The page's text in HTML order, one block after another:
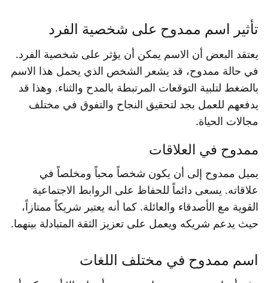
تأثير اسم ممدوح على شخصية الفرد
يعتقد البعض أن الاسم يمكن أن يؤثر على شخصية الفرد.
في حالة ممدوح، قد يشعر الشخص الذي يحمل هذا الاسم
بالضغط لتلبية التوقعات المرتبطة بالمدح والثناء. وهذا قد
يدفعهم للعمل بجد لتحقيق النجاح والتفوق في مختلف
مجالات الحياة.
ممدوح في العلاقات
يميل ممدوح إلى أن يكون شخصاً محباً ومخلصاً في
علاقاته. يسعى دائماً للحفاظ على الروابط الاجتماعية
القوية مع الأصدقاء والعائلة. كما أنه يعتبر شريكاً ممتازاً،
حيث يدعم شريكه ويعمل على تعزيز الثقة المتبادلة بينهما.
اسم ممدوح في مختلف اللغات